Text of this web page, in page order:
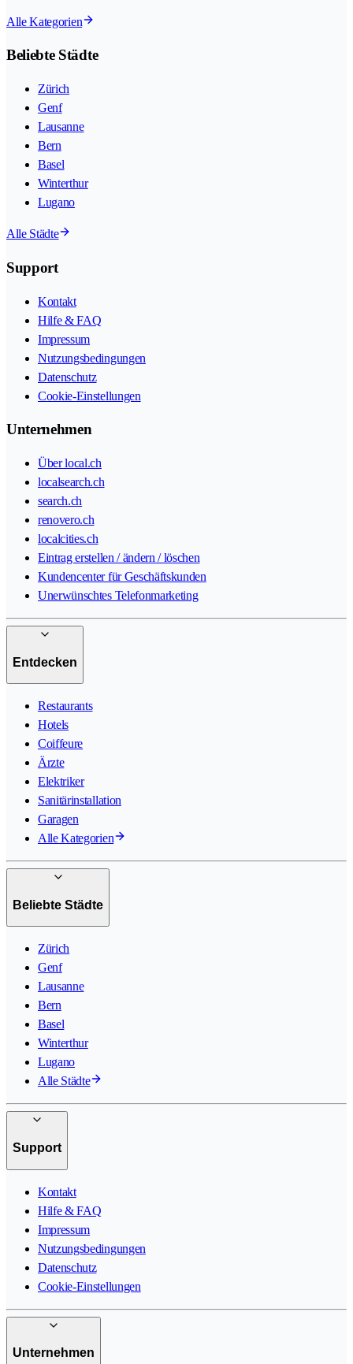
Alle Kategorien
Beliebte Städte
Zürich
Genf
Lausanne
Bern
Basel
Winterthur
Lugano
Alle Städte
Support
Kontakt
Hilfe & FAQ
Impressum
Nutzungsbedingungen
Datenschutz
Cookie-Einstellungen
Unternehmen
Über local.ch
localsearch.ch
search.ch
renovero.ch
localcities.ch
Eintrag erstellen / ändern / löschen
Kundencenter für Geschäftskunden
Unerwünschtes Telefonmarketing
Entdecken
Restaurants
Hotels
Coiffeure
Ärzte
Elektriker
Sanitärinstallation
Garagen
Alle Kategorien
Beliebte Städte
Zürich
Genf
Lausanne
Bern
Basel
Winterthur
Lugano
Alle Städte
Support
Kontakt
Hilfe & FAQ
Impressum
Nutzungsbedingungen
Datenschutz
Cookie-Einstellungen
Unternehmen